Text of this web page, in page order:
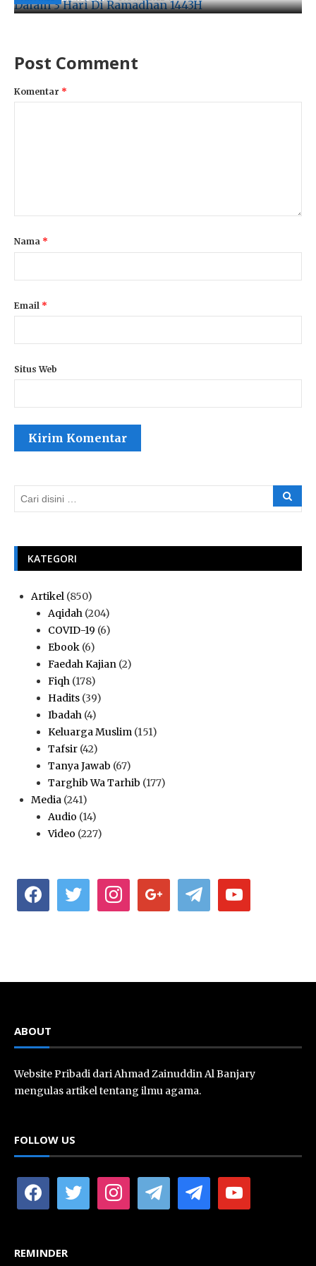
Post Comment
Komentar *
Nama *
Email *
Situs Web
KATEGORI
Artikel (850)
Aqidah (204)
COVID-19 (6)
Ebook (6)
Faedah Kajian (2)
Fiqh (178)
Hadits (39)
Ibadah (4)
Keluarga Muslim (151)
Tafsir (42)
Tanya Jawab (67)
Targhib Wa Tarhib (177)
Media (241)
Audio (14)
Video (227)
facebook twitter instagramgoogle telegram youtube
ABOUT
Website Pribadi dari Ahmad Zainuddin Al Banjary
mengulas artikel tentang ilmu agama.
FOLLOW US
facebook twitter instagramtelegram telegram youtube
REMINDER